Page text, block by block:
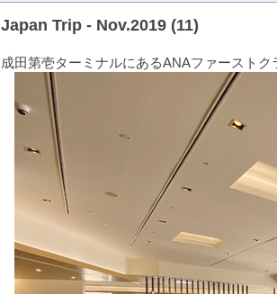
Japan Trip - Nov.2019 (11)
成田第壱ターミナルにあるANAファーストク